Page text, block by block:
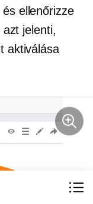
ellenőrizze
jelenti,
aktiválása